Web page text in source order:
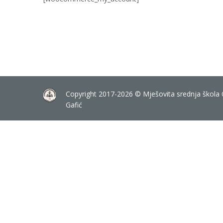
Copyright 2017-2026 © Mješovita srednja škola
Gafić